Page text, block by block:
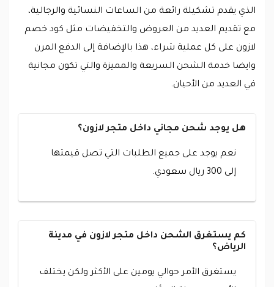
الذي يقدم تشكيلة رائعة من الساعات النسائية والرجالية،
مع تقديم العديد من العروض والتخفيضات مثل كود خصم
لازون على كل عملية شراء، هذا بالإضافة إلى الدفع المرن
وايضا خدمة الشحن السريعة والمميزة والتي تكون مجانية
في العديد من الأحيان.
هل يوجد شحن مجاني داخل متجر لازون؟
نعم يوجد على جميع الطلبات التي تصل قيمتها
إلى 300 ريال سعودي.
كم يستغرق الشحن داخل متجر لازون في مدينة
الرياض؟
يستغرق الأمر حوالي يومين على الأكثر ولكن يختلف